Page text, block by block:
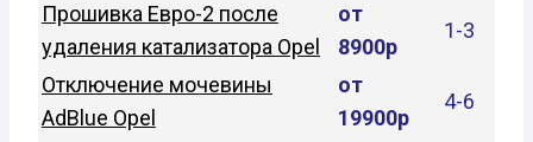
Прошивка Евро-2 после
удаления катализатора Opel
от
8900р
1-3
Отключение мочевины
AdBlue Opel
от
19900р
4-6